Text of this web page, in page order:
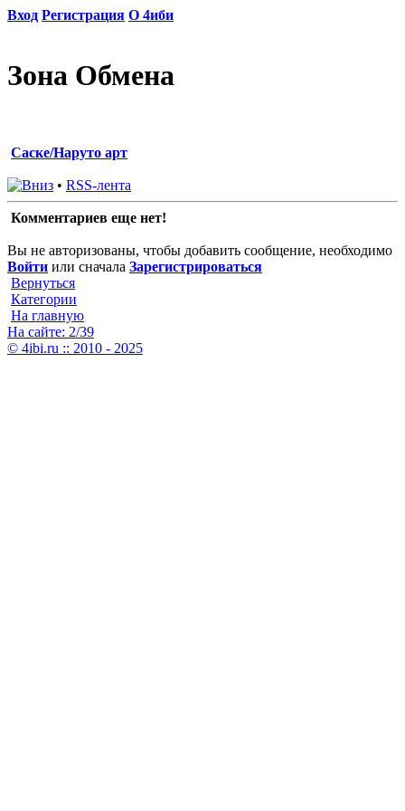
Вход Регистрация О 4иби
Зона Обмена
Саске/Наруто арт
• RSS-лента
Комментариев еще нет!
Вы не авторизованы, чтобы добавить сообщение, необходимо
Войти или сначала Зарегистрироваться
Вернуться
Категории
На главную
На сайте: 2/39
© 4ibi.ru :: 2010 - 2025